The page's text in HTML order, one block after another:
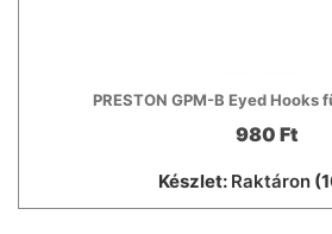
PRESTON GPM-B Eyed Hooks
980 Ft
Készlet: Raktáron